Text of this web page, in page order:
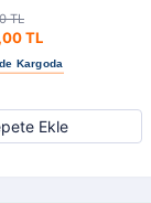
TL
TL
Ekle